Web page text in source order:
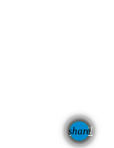
share
email